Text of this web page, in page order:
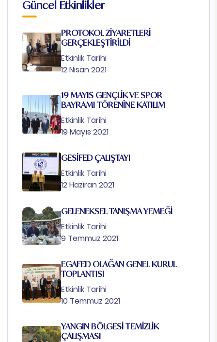
Güncel Etkinlikler
PROTOKOL ZİYARETLERİ
GERÇEKLEŞTİRİLDİ
Etkinlik Tarihi
12 Nisan 2021
19 MAYIS GENÇLİK VE SPOR
BAYRAMI TÖRENİNE KATILIM
Etkinlik Tarihi
19 Mayıs 2021
GESİFED ÇALIŞTAYI
Etkinlik Tarihi
12 Haziran 2021
GELENEKSEL TANIŞMA YEMEĞİ
Etkinlik Tarihi
9 Temmuz 2021
EGAFED OLAĞAN GENEL KURUL
TOPLANTISI
Etkinlik Tarihi
10 Temmuz 2021
YANGIN BÖLGESİ TEMİZLİK
ÇALIŞMASI